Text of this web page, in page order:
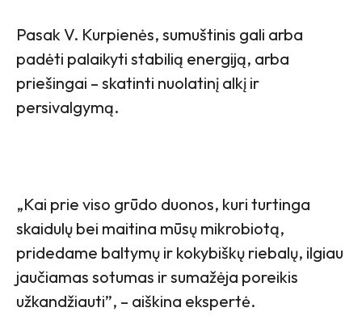
Pasak V. Kurpienės, sumuštinis gali arba
padėti palaikyti stabilią energiją, arba
priešingai – skatinti nuolatinį alkį ir
persivalgymą.
„Kai prie viso grūdo duonos, kuri turtinga
skaidulų bei maitina mūsų mikrobiotą,
pridedame baltymų ir kokybiškų riebalų, ilgiau
jaučiamas sotumas ir sumažėja poreikis
užkandžiauti”, – aiškina ekspertė.